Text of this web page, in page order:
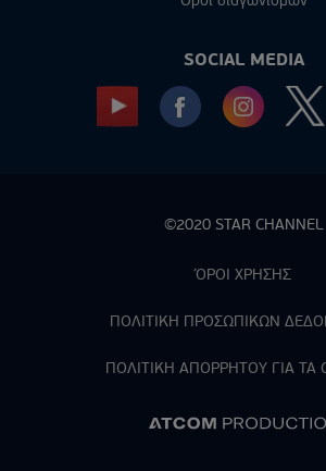
SOCIAL MEDIA
©2020 STAR CHANNEL
ΌΡΟΙ ΧΡΗΣΗΣ
ΠΟΛΙΤΙΚΗ ΠΡΟΣΩΠΙΚΩΝ
ΠΟΛΙΤΙΚΗ ΑΠΟΡPΗΤΟΥ ΓΙΑ ΤΑ